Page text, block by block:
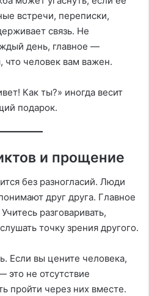
встречи, переписки,
связь. Не
день, главное —
что человек вам важен.
Как ты?» иногда весит
подарок.
и прощение
без разногласий. Люди
друг друга. Главное
разговаривать,
точку зрения другого.
Если вы цените человека,
не отсутствие
пройти через них вместе.